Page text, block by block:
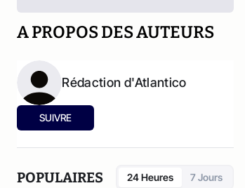
A PROPOS DES AUTEURS
Rédaction d'Atlantico
SUIVRE
POPULAIRES 24 Heures 7 Jours